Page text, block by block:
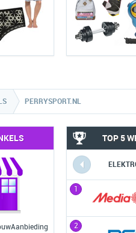
PERRYSPORT.NL
TOP 5
1
2